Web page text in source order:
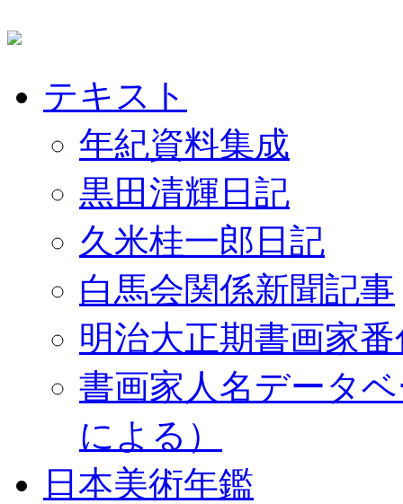
テキスト
年紀資料集成
黒田清輝日記
久米桂一郎日記
白馬会関係新聞記事
明治大正期書画家
書画家人名データ
による）
日本美術年鑑